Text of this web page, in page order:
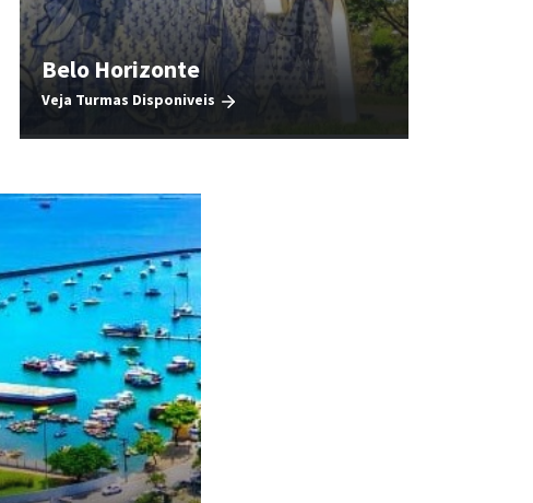
Belo Horizonte
Veja Turmas Disponiveis